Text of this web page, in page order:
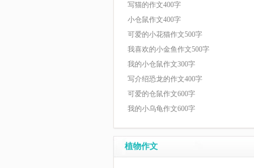
写猫的作文400字
小仓鼠作文400字
可爱的小花猫作文500字
我喜欢的小金鱼作文500字
我的小仓鼠作文300字
写介绍恐龙的作文400字
可爱的仓鼠作文600字
我的小乌龟作文600字
植物作文